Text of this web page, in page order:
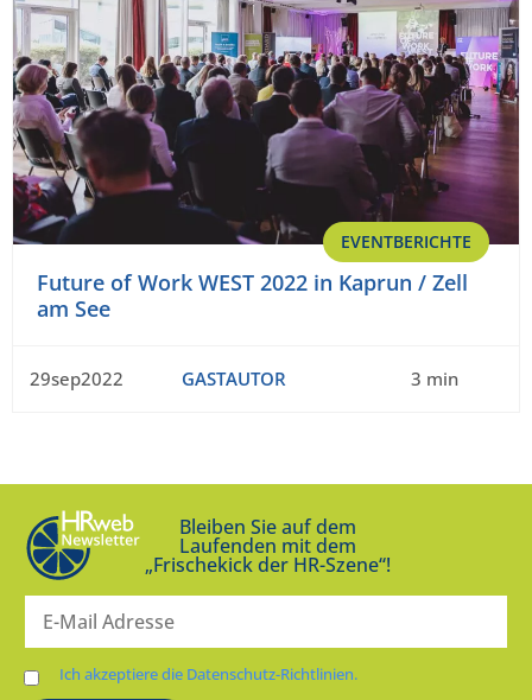
EVENTBERICHTE
Future of Work WEST 2022 in Kaprun / Zell
am See
29sep2022 GASTAUTOR 3 min
Bleiben Sie auf dem
Laufenden mit dem
„Frischekick der HR-Szene“!
Ich akzeptiere die Datenschutz-Richtlinien.